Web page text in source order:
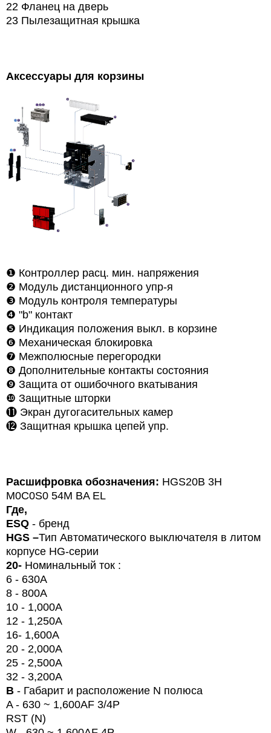
22 Фланец на дверь
23 Пылезащитная крышка
Аксессуары для корзины
❶ Контроллер расц. мин. напряжения
❷ Модуль дистанционного упр-я
❸ Модуль контроля температуры
❹ "b" контакт
❺ Индикация положения выкл. в корзине
❻ Механическая блокировка
❼ Межполюсные перегородки
❽ Дополнительные контакты состояния
❾ Защита от ошибочного вкатывания
❿ Защитные шторки
⓫ Экран дугогасительных камер
⓬ Защитная крышка цепей упр.
Расшифровка обозначения: HGS20B 3H
M0C0S0 54M BA EL
Где,
ESQ - бренд
HGS –Тип Автоматического выключателя в литом
корпусе HG-серии
20- Номинальный ток :
6 - 630A
8 - 800A
10 - 1,000A
12 - 1,250A
16- 1,600A
20 - 2,000A
25 - 2,500A
32 - 3,200A
B - Габарит и расположение N полюса
A - 630 ~ 1,600AF 3/4P
RST (N)